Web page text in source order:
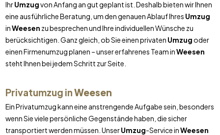
IhrUmzugvon Anfang an gut geplant ist. Deshalb bieten wir Ihnen
eine ausführliche Beratung, um den genauen Ablauf Ihres Umzug
inWeesen zu besprechen und Ihre individuellen Wünsche zu
berücksichtigen. Ganz gleich, ob Sie einen privaten Umzugoder
einen Firmenumzug planen – unser erfahrenes Team inWeesen
steht Ihnen bei jedem Schritt zur Seite.
Privatumzug inWeesen
Ein Privatumzug kann eine anstrengende Aufgabe sein, besonders
wenn Sie viele persönliche Gegenstände haben, die sicher
transportiert werden müssen. UnserUmzug-Service inWeesen